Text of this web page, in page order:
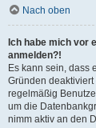
Nach oben
Ich habe mich vor
anmelden?!
Es kann sein, dass
Gründen
regelmäßig
um die
nimm aktiv an den